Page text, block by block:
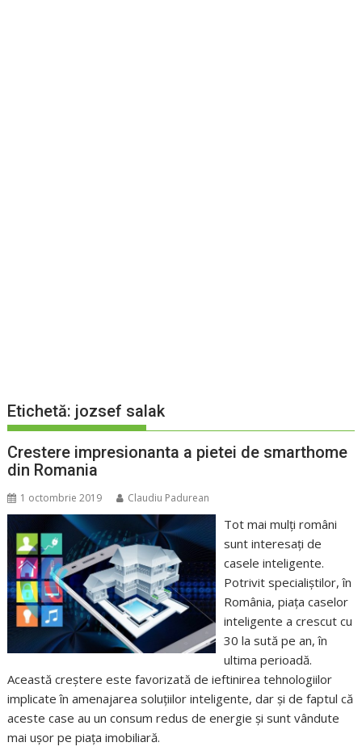
Etichetă: jozsef salak
Crestere impresionanta a pietei de smarthome
din Romania
1 octombrie 2019 Claudiu Padurean
Tot mai mulţi români
sunt interesaţi de
casele inteligente.
Potrivit specialiştilor, în
România, piaţa caselor
inteligente a crescut cu
30 la sută pe an, în
ultima perioadă.
Această creştere este favorizată de ieftinirea tehnologiilor
implicate în amenajarea soluţiilor inteligente, dar şi de faptul că
aceste case au un consum redus de energie şi sunt vândute
mai uşor pe piaţa imobiliară.